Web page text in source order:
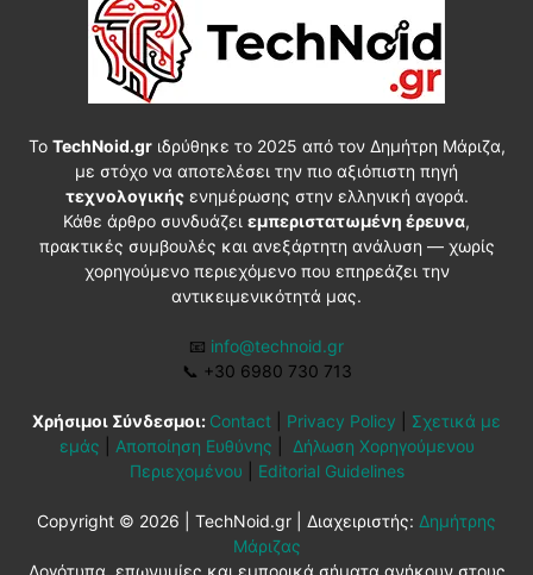
Το TechNoid.grιδρύθηκε το 2025 από τον Δημήτρη Μάριζα,
με στόχο να αποτελέσει την πιο αξιόπιστη πηγή
τεχνολογικήςενημέρωσης στην ελληνική αγορά.
Κάθε άρθρο συνδυάζει εμπεριστατωμένη έρευνα,
πρακτικές συμβουλές και ανεξάρτητη ανάλυση — χωρίς
χορηγούμενο περιεχόμενο που επηρεάζει την
αντικειμενικότητά μας.
📧 info@technoid.gr
📞 +30 6980 730 713
Χρήσιμοι Σύνδεσμοι: Contact Privacy Policy
Σχετικά με
εμάς
Αποποίηση Ευθύνης
Δήλωση Χορηγούμενου
Περιεχομένου
Editorial Guidelines
Copyright © 2026 | TechNoid.gr | Διαχειριστής: Δημήτρης
Μάριζας
Λογότυπα, επωνυμίες και εμπορικά σήματα ανήκουν στους